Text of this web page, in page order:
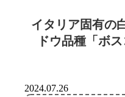
イタリア固有の
ドウ品種「ボ
2024.07.26